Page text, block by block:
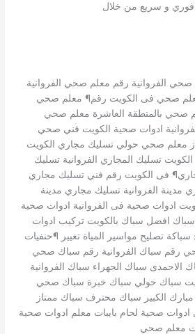
فوري و سريع من خلال
الفروانية رقم معلم صحي الفروانية
صحي فى الكويت رقم¶ معلم صحي
صحي بالمنطقة العاشرة معلم صحي
ادوات صحية الكويت فني صحي
معلم صحي حولي تسليك مجاري الكويت
تسليك المجاري الفروانية تسليك
فى الكويت رقم فني تسليك مجاري
مدينة الفروانية تسليك مجاري مدينة
ادوات صحية فى الفروانية ادوات صحية
افضل سباك بالكويت تركيب ادوات
تصليح مواسير المياة تغيير ¶حنفيات
رقم سباك الفروانية رقم سباك صحي
ساعه سباك اﻻحمدى سباك الجهراء سباك الفروانية
سباك حولي سباك خبرة سباك صحي
الكبير سباك محترف سباك ممتاز
ادوات صحية لحام بايبات معلم ادوات صحية
معلم صحي